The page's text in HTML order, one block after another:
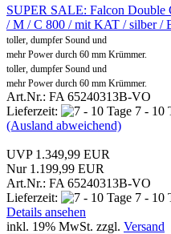
SUPER SALE: Falcon
/ M / C 800 / mit KAT / silber /
toller, dumpfer Sound und
mehr Power durch 60 mm Krümmer.
toller, dumpfer Sound und
mehr Power durch 60 mm Krümmer.
Art.Nr.: FA 65240313B-VO
Lieferzeit:
7 - 10
(Ausland abweichend)
UVP 1.349,99 EUR
Nur 1.199,99 EUR
Art.Nr.: FA 65240313B-VO
Lieferzeit:
7 - 10
Details ansehen
inkl. 19% MwSt. zzgl. Versand